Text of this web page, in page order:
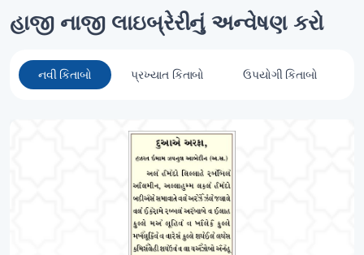
શીઆ ઇસ્નાઅશરી કૌમના યતીમ, ગરીબ અને જરૂરતમંદ
બાળકોના શૈક્ષણિક વિકાસ તથા દીની તાલીમ માટે વિનામુલ્યે
જરૂરીયાતો પૂરી પાડવામાં આવે છે.
હાજી નાજી લાઇબ્રેરીનું અન્વેષણ કરો
નવી કિતાબો પ્રખ્યાત કિતાબો ઉપયોગી કિતાબો